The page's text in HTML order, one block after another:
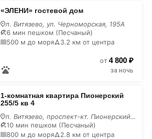
«ЭЛЕНИ» гостевой дом
п. Витязево, ул. Черноморская, 195А
6 мин пешком (Песчаный)
500 м до моря
3.2 км от центра
от 4 800 ₽
за ночь
1-комнатная квартира Пионерский
255/5 кв 4
п. Витязево, проспект-кт. Пионерский, 4
10 мин пешком (Песчаный)
800 м до моря
2.8 км от центра